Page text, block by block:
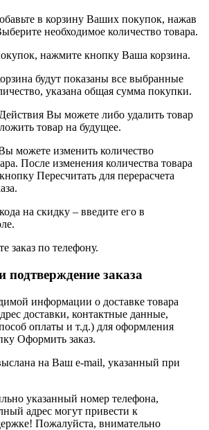
в корзину Ваших покупок, нажав
необходимое количество товара.
нажмите кнопку Ваша корзина.
будут показаны все выбранные
указана общая сумма покупки.
Вы можете либо удалить товар
товар на будущее.
можете изменить количество
После изменения количества товара
Пересчитать для перерасчета
на скидку – введите его в
заказ по телефону.
заказа
информации о доставке товара
доставки, контактные данные,
оплаты и т.д.) для оформления
Оформить заказ.
на Ваш e-mail, указанный при
указанный номер телефона,
адрес могут привести к
Пожалуйста, внимательно